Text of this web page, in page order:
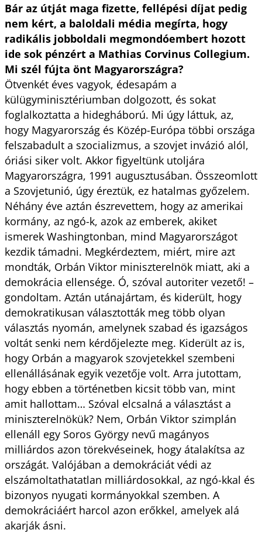
Bár az útját maga fizette, fellépési díjat pedig
nem kért, a baloldali média megírta, hogy
radikális jobboldali megmondóembert hozott
ide sok pénzért a Mathias Corvinus Collegium.
Mi szél fújta önt Magyarországra?
Ötvenkét éves vagyok, édesapám a
külügyminisztériumban dolgozott, és sokat
foglalkoztatta a hidegháború. Mi úgy láttuk, az,
hogy Magyarország és Közép-Európa többi országa
felszabadult a szocializmus, a szovjet invázió alól,
óriási siker volt. Akkor figyeltünk utoljára
Magyarországra, 1991 augusztusában. Összeomlott
a Szovjetunió, úgy éreztük, ez hatalmas győzelem.
Néhány éve aztán észrevettem, hogy az amerikai
kormány, az ngó-k, azok az emberek, akiket
ismerek Washingtonban, mind Magyarországot
kezdik támadni. Megkérdeztem, miért, mire azt
mondták, Orbán Viktor miniszterelnök miatt, aki a
demokrácia ellensége. Ó, szóval autoriter vezető! –
gondoltam. Aztán utánajártam, és kiderült, hogy
demokratikusan választották meg több olyan
választás nyomán, amelynek szabad és igazságos
voltát senki nem kérdőjelezte meg. Kiderült az is,
hogy Orbán a magyarok szovjetekkel szembeni
ellenállásának egyik vezetője volt. Arra jutottam,
hogy ebben a történetben kicsit több van, mint
amit hallottam… Szóval elcsalná a választást a
miniszterelnökük? Nem, Orbán Viktor szimplán
ellenáll egy Soros György nevű magányos
milliárdos azon törekvéseinek, hogy átalakítsa az
országát. Valójában a demokráciát védi az
elszámoltathatatlan milliárdosokkal, az ngó-kkal és
bizonyos nyugati kormányokkal szemben. A
demokráciáért harcol azon erőkkel, amelyek alá
akarják ásni.